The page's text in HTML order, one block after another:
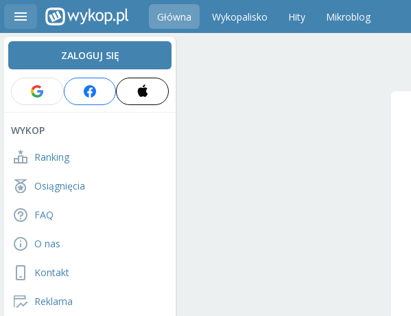
Główna Wykopalisko Hity Mikroblog
ZALOGUJ SIĘ
WYKOP
Ranking
Osiągnięcia
FAQ
O nas
Kontakt
Reklama